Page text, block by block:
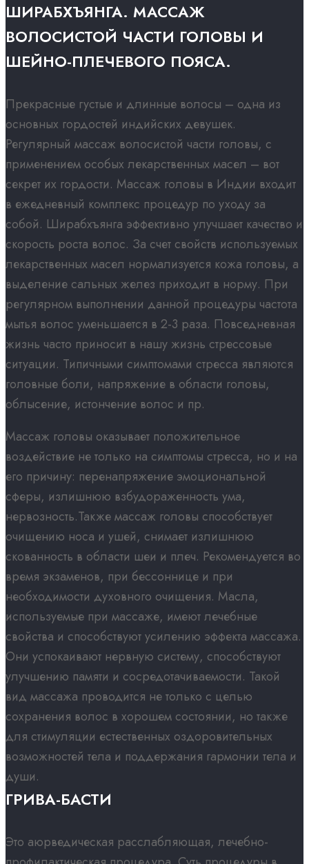
ШИРАБХЪЯНГА. МАССАЖ
ВОЛОСИСТОЙ ЧАСТИ ГОЛОВЫ И
ШЕЙНО-ПЛЕЧЕВОГО ПОЯСА.​
Прекрасные густые и длинные волосы – одна из
основных гордостей индийских девушек.
Регулярный массаж волосистой части головы, с
применением особых лекарственных масел – вот
секрет их гордости. Массаж головы в Индии входит
в ежедневный комплекс процедур по уходу за
собой. Ширабхъянга эффективно улучшает качество и
скорость роста волос. За счет свойств используемых
лекарственных масел нормализуется кожа головы, а
выделение сальных желез приходит в норму. При
регулярном выполнении данной процедуры частота
мытья волос уменьшается в 2-3 раза. Повседневная
жизнь часто приносит в нашу жизнь стрессовые
ситуации. Типичными симптомами стресса являются
головные боли, напряжение в области головы,
облысение, истончение волос и пр.
Массаж головы оказывает положительное
воздействие не только на симптомы стресса, но и на
его причину: перенапряжение эмоциональной
сферы, излишнюю взбудораженность ума,
нервозность.Также массаж головы способствует
очищению носа и ушей, снимает излишнюю
скованность в области шеи и плеч. Рекомендуется во
время экзаменов, при бессоннице и при
необходимости духовного очищения. Масла,
используемые при массаже, имеют лечебные
свойства и способствуют усилению эффекта массажа.
Они успокаивают нервную систему, способствуют
улучшению памяти и сосредотачиваемости. Такой
вид массажа проводится не только с целью
сохранения волос в хорошем состоянии, но также
для стимуляции естественных оздоровительных
возможностей тела и поддержания гармонии тела и
души.
ГРИВА-БАСТИ​
Это аюрведическая расслабляющая, лечебно-